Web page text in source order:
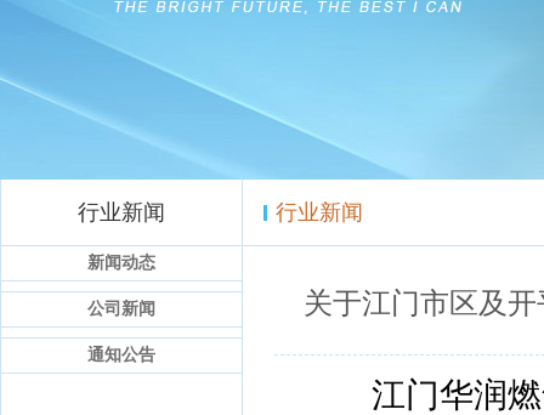
行业新闻
新闻动态
公司新闻
通知公告
行业新闻
关于江门市区及
江门华润燃